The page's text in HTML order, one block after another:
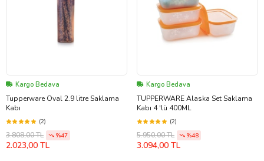
Kargo Bedava
Tupperware Oval 2.9 litre Saklama
Kabı
(2)
3.808,00 TL %47
2.023,00 TL
Kargo Bedava
TUPPERWARE Alaska Set Saklama
Kabı 4 'lü 400ML
(2)
5.950,00 TL %48
3.094,00 TL